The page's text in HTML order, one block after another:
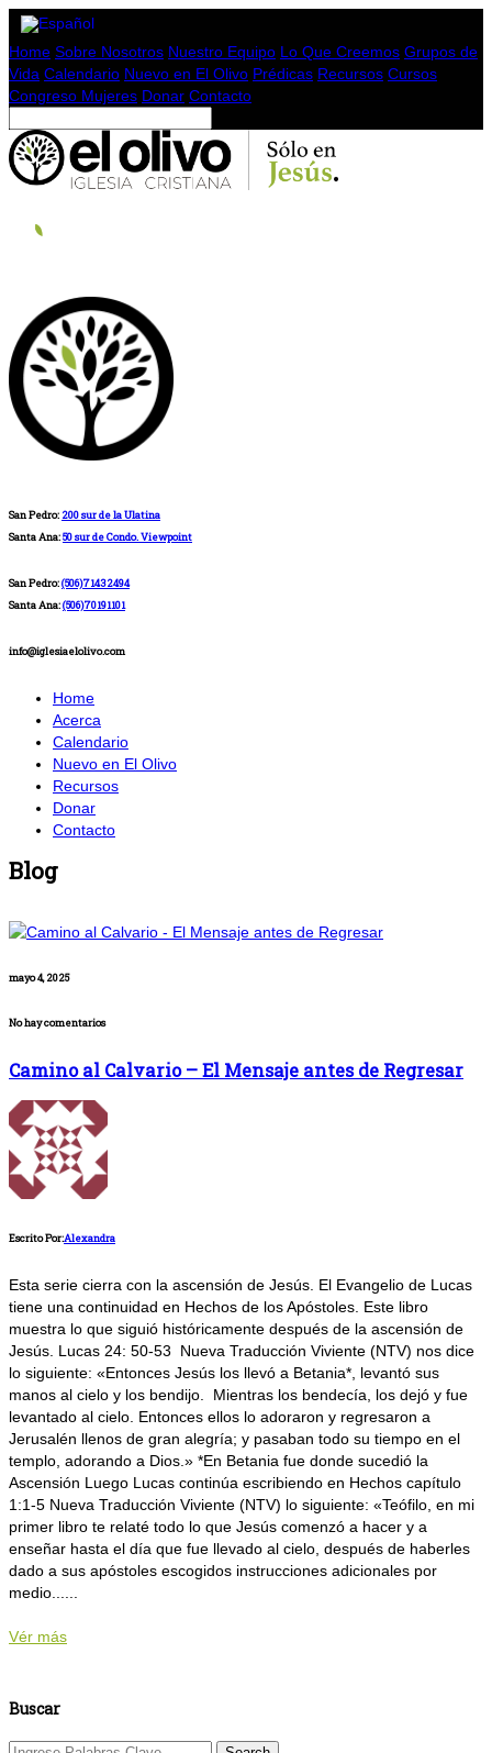
Home Sobre Nosotros Nuestro Equipo Lo Que Creemos Grupos de
Vida Calendario Nuevo en El Olivo Prédicas Recursos Cursos
Congreso Mujeres Donar Contacto
San Pedro: 200 sur de la Ulatina
Santa Ana:50 sur de Condo. Viewpoint
San Pedro:(506)71432494
Santa Ana:(506)70191101
info@iglesiaelolivo.com
Home
Acerca
Calendario
Nuevo en El Olivo
Recursos
Donar
Contacto
Blog
mayo 4, 2025
No hay comentarios
Camino al Calvario – El Mensaje antes de Regresar
Escrito Por:Alexandra
Esta serie cierra con la ascensión de Jesús. El Evangelio de Lucas
tiene una continuidad en Hechos de los Apóstoles. Este libro
muestra lo que siguió históricamente después de la ascensión de
Jesús. Lucas 24: 50-53 Nueva Traducción Viviente (NTV) nos dice
lo siguiente: «Entonces Jesús los llevó a Betania*, levantó sus
manos al cielo y los bendijo. Mientras los bendecía, los dejó y fue
levantado al cielo. Entonces ellos lo adoraron y regresaron a
Jerusalén llenos de gran alegría; y pasaban todo su tiempo en el
templo, adorando a Dios.» *En Betania fue donde sucedió la
Ascensión Luego Lucas continúa escribiendo en Hechos capítulo
1:1-5 Nueva Traducción Viviente (NTV) lo siguiente: «Teófilo, en mi
primer libro te relaté todo lo que Jesús comenzó a hacer y a
enseñar hasta el día que fue llevado al cielo, después de haberles
dado a sus apóstoles escogidos instrucciones adicionales por
medio......
Vér más
Buscar